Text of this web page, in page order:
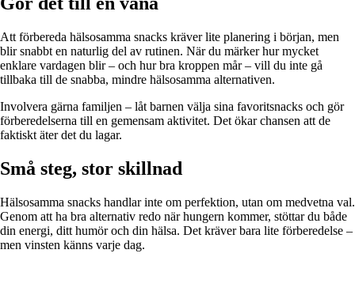
Att förbereda hälsosamma snacks kräver lite planering i början, men
blir snabbt en naturlig del av rutinen. När du märker hur mycket
enklare vardagen blir – och hur bra kroppen mår – vill du inte gå
tillbaka till de snabba, mindre hälsosamma alternativen.
Involvera gärna familjen – låt barnen välja sina favoritsnacks och gör
förberedelserna till en gemensam aktivitet. Det ökar chansen att de
faktiskt äter det du lagar.
Små steg, stor skillnad
Hälsosamma snacks handlar inte om perfektion, utan om medvetna val.
Genom att ha bra alternativ redo när hungern kommer, stöttar du både
din energi, ditt humör och din hälsa. Det kräver bara lite förberedelse –
men vinsten känns varje dag.